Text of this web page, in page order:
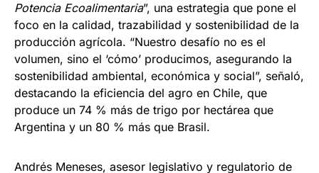
Potencia Ecoalimentaria”, una estrategia que pone el
foco en la calidad, trazabilidad y sostenibilidad de la
producción agrícola. “Nuestro desafío no es el
volumen, sino el ‘cómo’ producimos, asegurando la
sostenibilidad ambiental, económica y social”, señaló,
destacando la eficiencia del agro en Chile, que
produce un 74 % más de trigo por hectárea que
Argentina y un 80 % más que Brasil.
Andrés Meneses, asesor legislativo y regulatorio de